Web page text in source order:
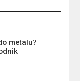
metalu?